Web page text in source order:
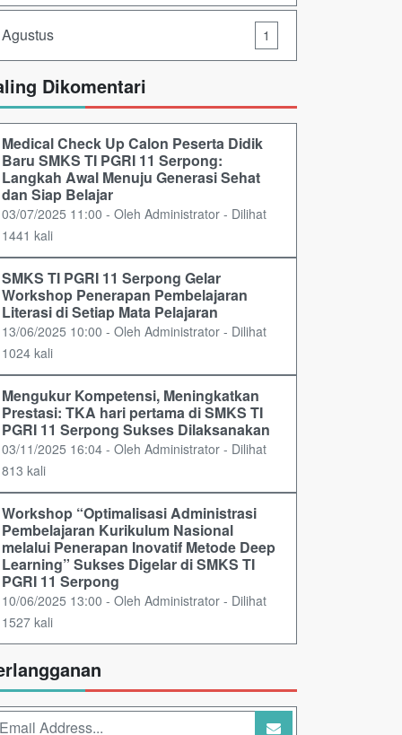
Agustus 1
Dikomentari
Medical Check Up Calon Peserta Didik
Baru SMKS TI PGRI 11 Serpong:
Langkah Awal Menuju Generasi Sehat
dan Siap Belajar
03/07/2025 11:00 - Oleh Administrator - Dilihat
1441 kali
SMKS TI PGRI 11 Serpong Gelar
Workshop Penerapan Pembelajaran
Literasi di Setiap Mata Pelajaran
13/06/2025 10:00 - Oleh Administrator - Dilihat
1024 kali
Mengukur Kompetensi, Meningkatkan
Prestasi: TKA hari pertama di SMKS TI
PGRI 11 Serpong Sukses Dilaksanakan
03/11/2025 16:04 - Oleh Administrator - Dilihat
813 kali
Workshop “Optimalisasi Administrasi
Pembelajaran Kurikulum Nasional
melalui Penerapan Inovatif Metode Deep
Learning” Sukses Digelar di SMKS TI
PGRI 11 Serpong
10/06/2025 13:00 - Oleh Administrator - Dilihat
1527 kali